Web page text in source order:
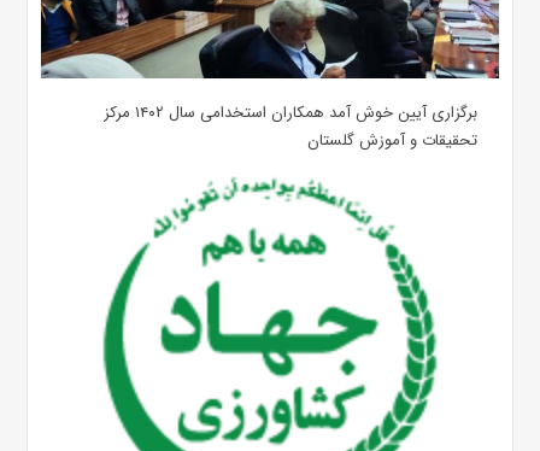
برگزاری آیین خوش آمد همکاران استخدامی سال ۱۴۰۲ مرکز
تحقیقات و آموزش گلستان